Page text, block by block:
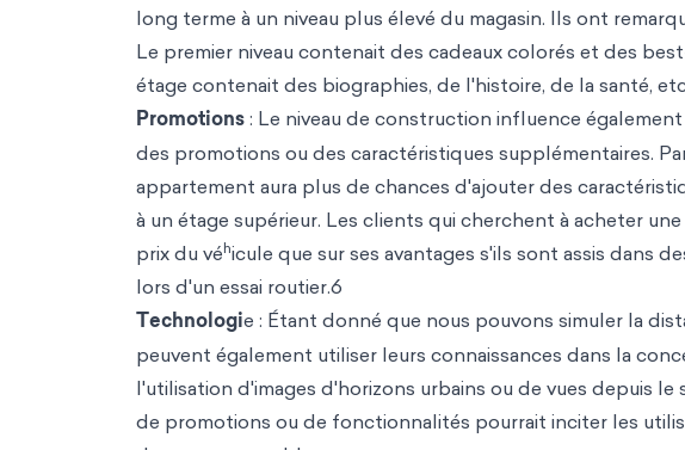
long terme à un niveau plus élevé du magasin. Ils ont
Le premier niveau contenait des cadeaux colorés et des
étage contenait des biographies, de l'histoire, de la santé,
Promotions: Le niveau de construction influence
des promotions ou des caractéristiques supplémentaires.
appartement aura plus de chances d'ajouter des
à un étage supérieur. Les clients qui cherchent à acheter
prix du véhicule que sur ses avantages s'ils sont assis dans
lors d'un essai routier.6
Technologie : Étant donné que nous pouvons simuler la
peuvent également utiliser leurs connaissances dans la
l'utilisation d'images d'horizons urbains ou de vues depuis
de promotions ou de fonctionnalités pourrait inciter les